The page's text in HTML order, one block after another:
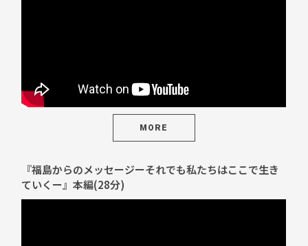
MORE
『福島からのメッセージーそれでも私たちはここで生き
ていくー』本編(28分)